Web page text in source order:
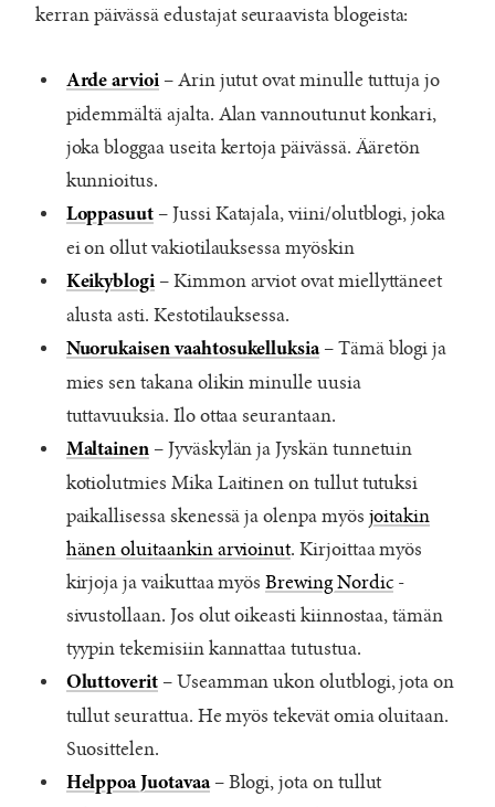
kerran päivässä edustajat seuraavista blogeista:
Arde arvioi – Arin jutut ovat minulle tuttuja jo
pidemmältä ajalta. Alan vannoutunut konkari,
joka bloggaa useita kertoja päivässä. Ääretön
kunnioitus.
Loppasuut – Jussi Katajala, viini/olutblogi, joka
ei on ollut vakiotilauksessa myöskin
Keikyblogi – Kimmon arviot ovat miellyttäneet
alusta asti. Kestotilauksessa.
Nuorukaisen vaahtosukelluksia– Tämä blogi ja
mies sen takana olikin minulle uusia
tuttavuuksia. Ilo ottaa seurantaan.
Maltainen – Jyväskylän ja Jyskän tunnetuin
kotiolutmies Mika Laitinen on tullut tutuksi
paikallisessa skenessä ja olenpa myös joitakin
hänen oluitaankin arvioinut. Kirjoittaa myös
kirjoja ja vaikuttaa myösBrewing Nordic-
sivustollaan. Jos olut oikeasti kiinnostaa, tämän
tyypin tekemisiin kannattaa tutustua.
Oluttoverit – Useamman ukon olutblogi, jota on
tullut seurattua. He myös tekevät omia oluitaan.
Suosittelen.
Helppoa Juotavaa– Blogi, jota on tullut